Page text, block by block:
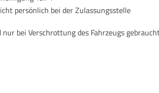
persönlich bei der Zulassungsstelle
bei Verschrottung des Fahrzeugs